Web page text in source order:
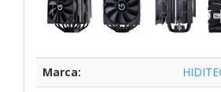
Marca: